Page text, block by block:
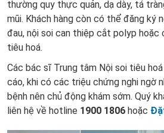
thường quy thực quản, dạ dày, tá
mũi. Khách hàng còn có thể đăng ký
đau, nội soi can thiệp cắt polyp hoặc
tiêu hoá.
Các bác sĩ Trung tâm Nội soi tiêu
cáo, khi có các triệu chứng nghi ngờ
bệnh nên chủ động khám sớm. Quý
liên hệ về hotline 1900 1806 hoặc